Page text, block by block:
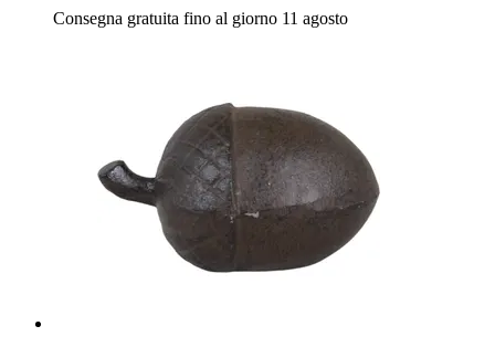
Consegna gratuita fino al giorno 11 agosto